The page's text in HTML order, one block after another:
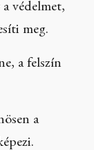
védelmet,
meg.
a felszín
a